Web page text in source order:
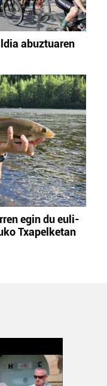
abuztuaren
egin du euli-
Txapelketan